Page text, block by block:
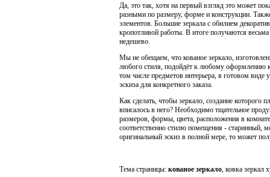
Да, это так, хотя на первый взгляд это может
разными по размеру, форме и конструкции.
элементов. Большие зеркала с обилием
кропотливой работы. В итоге получаются
недешево.
Мы не обещаем, что кованое зеркало,
любого стиля, подойдёт к любому оформлению
том числе предметов интерьера, в готовом виде
эскиза для конкретного заказа.
Как сделать, чтобы зеркало, создание которого
вписалось в него? Необходимо тщательное
размеров, формы, цвета, расположения в
соответственно стилю помещения - старинный,
оригинальный эскиз в полной мере, то может
Тема страницы: кованое зеркало, ковка зеркал